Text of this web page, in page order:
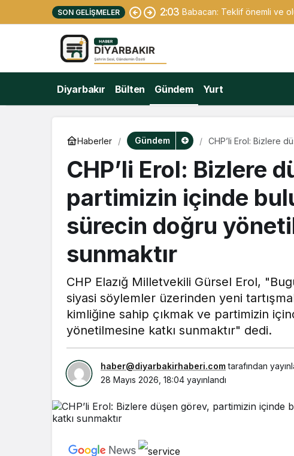
SON GELIŞMELER 2:03 Babacan: Teklif önemli ve
Diyarbakır Bülten Gündem Yurt
Haberler Gündem
CHP’li Erol: Bizlere
CHP’li Erol: Bizlere
partimizin içinde
sürecin doğru
sunmaktır
CHP Elazığ Milletvekili Gürsel Erol,
siyasi söylemler üzerinden yeni
kimliğine sahip çıkmak ve partimizin
yönetilmesine katkı sunmaktır" dedi.
haber@diyarbakirhaberi.comtarafından
28 Mayıs 2026, 18:04 yayınlandı